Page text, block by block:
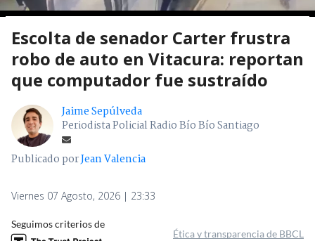
Escolta de senador Carter frustra
robo de auto en Vitacura: reportan
que computador fue sustraído
Jaime Sepúlveda
Periodista Policial Radio Bío Bío Santiago
Publicado porJean Valencia
Viernes 07 Agosto, 2026 | 23:33
Seguimos criterios de
Ética y transparencia de BBCL